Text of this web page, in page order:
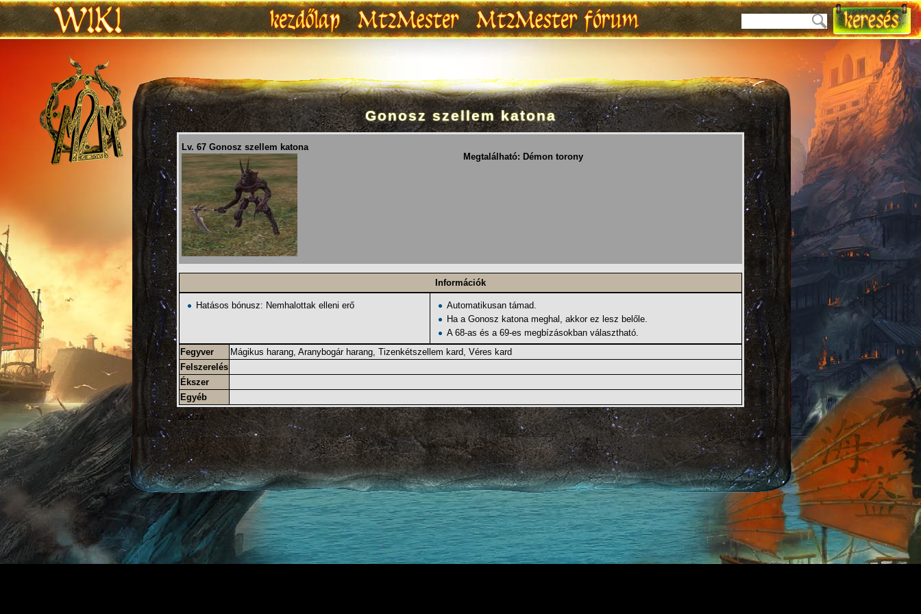
Gonosz szellem katona
Ugrás:navigáció, keresés
Lv. 67 Gonosz szellem katona
Megtalálható: Démon torony
Információk
Hatásos bónusz: Nemhalottak elleni erő
Automatikusan támad.
Ha aGonosz katona meghal, akkor ez lesz belőle.
A 68-as és a 69-esmegbízásokban választható.
Fegyver
Mágikus harang Aranybogár harang Tizenkétszellem kard Véres kard
Felszerelés
Ékszer
Egyéb
Vissza